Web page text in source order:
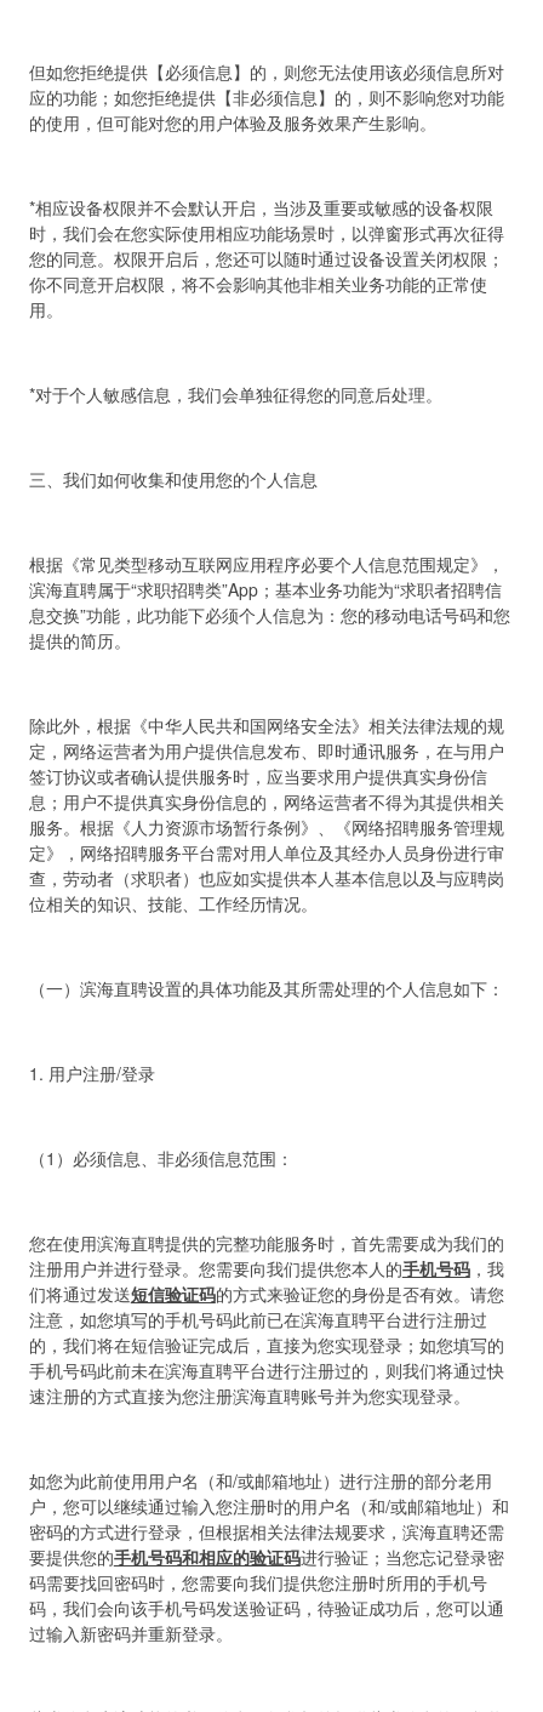
但如您拒绝提供【必须信息】的，则您无法使用该必须信息所对
应的功能；如您拒绝提供【非必须信息】的，则不影响您对功能
的使用，但可能对您的用户体验及服务效果产生影响。
*相应设备权限并不会默认开启，当涉及重要或敏感的设备权限
时，我们会在您实际使用相应功能场景时，以弹窗形式再次征得
您的同意。权限开启后，您还可以随时通过设备设置关闭权限；
你不同意开启权限，将不会影响其他非相关业务功能的正常使
用。
*对于个人敏感信息，我们会单独征得您的同意后处理。
三、我们如何收集和使用您的个人信息
根据《常见类型移动互联网应用程序必要个人信息范围规定》，
滨海直聘属于“求职招聘类”App；基本业务功能为“求职者招聘信
息交换”功能，此功能下必须个人信息为：您的移动电话号码和您
提供的简历。
除此外，根据《中华人民共和国网络安全法》相关法律法规的规
定，网络运营者为用户提供信息发布、即时通讯服务，在与用户
签订协议或者确认提供服务时，应当要求用户提供真实身份信
息；用户不提供真实身份信息的，网络运营者不得为其提供相关
服务。根据《人力资源市场暂行条例》、《网络招聘服务管理规
定》，网络招聘服务平台需对用人单位及其经办人员身份进行审
查，劳动者（求职者）也应如实提供本人基本信息以及与应聘岗
位相关的知识、技能、工作经历情况。
（一）滨海直聘设置的具体功能及其所需处理的个人信息如下：
1. 用户注册/登录
（1）必须信息、非必须信息范围：
您在使用滨海直聘提供的完整功能服务时，首先需要成为我们的
注册用户并进行登录。您需要向我们提供您本人的手机号码，我
们将通过发送短信验证码的方式来验证您的身份是否有效。请您
注意，如您填写的手机号码此前已在滨海直聘平台进行注册过
的，我们将在短信验证完成后，直接为您实现登录；如您填写的
手机号码此前未在滨海直聘平台进行注册过的，则我们将通过快
速注册的方式直接为您注册滨海直聘账号并为您实现登录。
如您为此前使用用户名（和/或邮箱地址）进行注册的部分老用
户，您可以继续通过输入您注册时的用户名（和/或邮箱地址）和
密码的方式进行登录，但根据相关法律法规要求，滨海直聘还需
要提供您的手机号码和相应的验证码进行验证；当您忘记登录密
码需要找回密码时，您需要向我们提供您注册时所用的手机号
码，我们会向该手机号码发送验证码，待验证成功后，您可以通
过输入新密码并重新登录。